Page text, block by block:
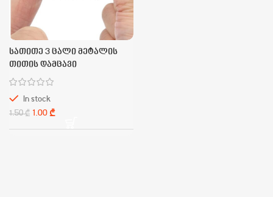
სათითე 3 ცალი მეტალის
თითის დამცავი
In stock
1.50₾ 1.00₾